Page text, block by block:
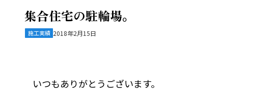
集合住宅の駐輪場。
施工実績 2018年2月15日
いつもありがとうございます。